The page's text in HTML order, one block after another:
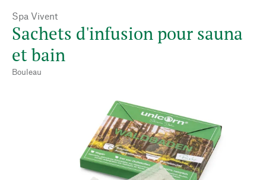
Spa Vivent
Sachets d'infusion pour sauna
et bain
Bouleau